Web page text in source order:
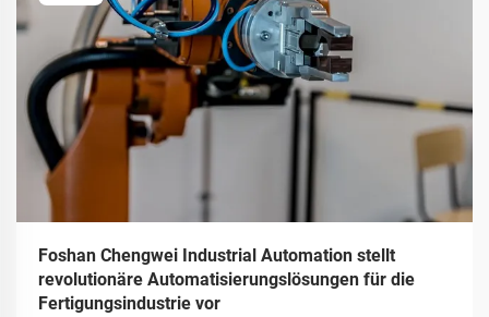
Foshan Chengwei Industrial Automation stellt
revolutionäre Automatisierungslösungen für die
Fertigungsindustrie vor